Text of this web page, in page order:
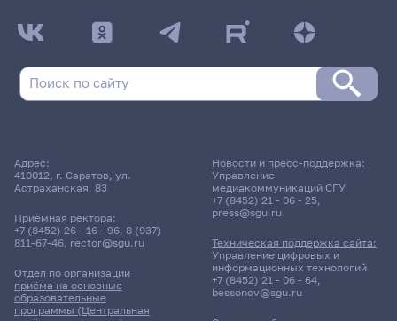
Адрес:
410012, г. Саратов, ул.
Астраханская, 83
Приёмная ректора:
+7 (8452) 26 - 16 - 96, 8 (937)
811-67-46, rector@sgu.ru
Отдел по организации
приёма на основные
образовательные
программы (Центральная
Новости и пресс-поддержка:
Управление
медиакоммуникаций СГУ
+7 (8452) 21 - 06 - 25,
press@sgu.ru
Техническая поддержка сайта:
Управление цифровых и
информационных технологий
+7 (8452) 21 - 06 - 64,
bessonov@sgu.ru